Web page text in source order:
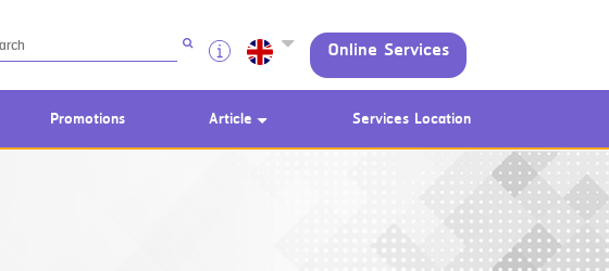
Online Services
Promotions Article Services Location